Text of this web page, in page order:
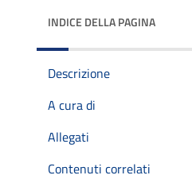
INDICE DELLA PAGINA
Descrizione
A cura di
Allegati
Contenuti correlati